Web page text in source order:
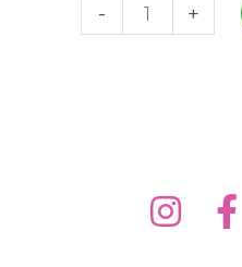
-
Igor
+